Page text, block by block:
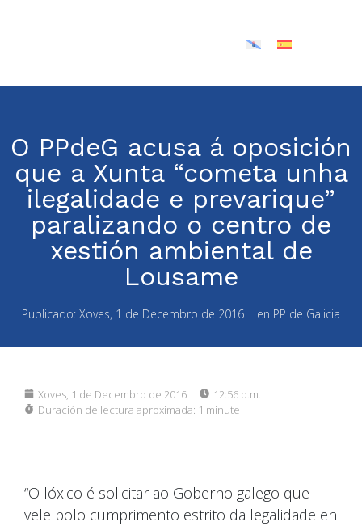
O PPdeG acusa á oposición
que a Xunta “cometa unha
ilegalidade e prevarique”
paralizando o centro de
xestión ambiental de
Lousame
Publicado: Xoves, 1 de Decembro de 2016 en PP de Galicia
Xoves, 1 de Decembro de 2016
12:56 p.m.
Duración de lectura aproximada: 1 minute
“O lóxico é solicitar ao Goberno galego que
vele polo cumprimento estrito da legalidade en